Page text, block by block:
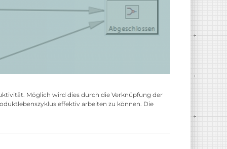
Möglich wird dies durch die Verknüpfung der
effektiv arbeiten zu können. Die